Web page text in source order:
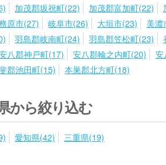
加茂郡坂祝町(22) 加茂郡富加町(22)
原市(27) 岐阜市(26) 大垣市(23) 美濃
羽島郡岐南町(24) 羽島郡笠松町(23)
八郡神戸町(17) 安八郡輪之内町(20) 安
郡池田町(15) 本巣郡北方町(18)
から絞り込む
愛知県(42) 三重県(19)